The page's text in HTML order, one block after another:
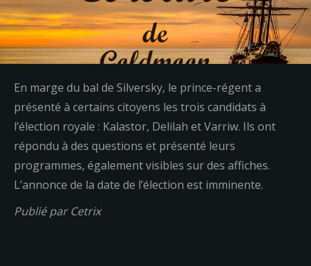
En marge du bal de Silversky, le prince-régent a
présenté à certains citoyens les trois candidats à
l’élection royale : Kalastor, Delilah et Varriw. Ils ont
répondu à des questions et présenté leurs
programmes, également visibles sur des affiches.
L’annonce de la date de l’élection est imminente.
Publié par Cetrix